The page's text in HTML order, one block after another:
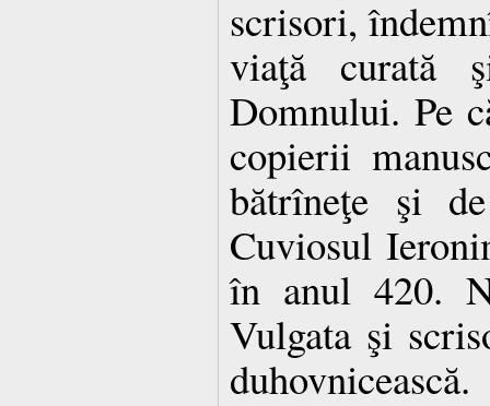
scrisori,
viaţă curată
Domnului. Pe
copierii
bătrîneţe şi
Cuviosul
în anul 420.
Vulgata şi
duhovnicească.